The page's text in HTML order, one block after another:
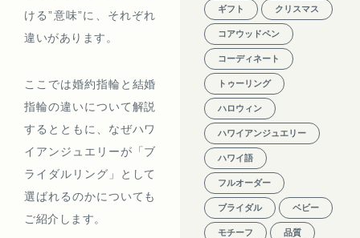
ける”意味”に、それぞれ
違いがあります。
ここでは婚約指輪と結婚
指輪の違いについて解説
するとともに、なぜハワ
イアンジュエリーが「ブ
ライダルリング」として
選ばれるのかについても
ご紹介します。
ギフト クリスマス
コアウッドペン
コーディネート
トゥーリング
ハロウィン
ハワイアンジュエリー
ハワイ語
フルオーダー
ブライダル ベビー
モチーフ 品質